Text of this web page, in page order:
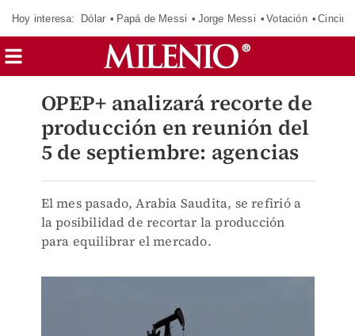
Hoy interesa: Dólar Papá de Messi Jorge Messi Votación
OPEP+ analizará recorte de
producción en reunión del
5 de septiembre: agencias
El mes pasado, Arabia Saudita, se refirió a
la posibilidad de recortar la producción
para equilibrar el mercado.